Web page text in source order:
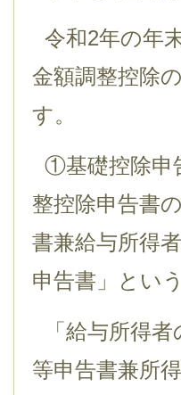
令和2年の年
金額調整控除
す。
①基礎控除申
整控除申告書
書兼給与所得
申告書」とい
「給与所得者
等申告書兼所